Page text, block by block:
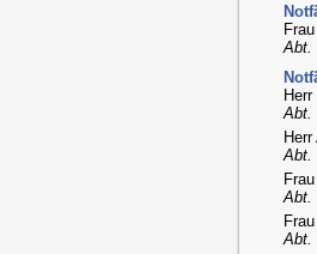
Abt.
Abt.
Abt.
Abt.
Abt.